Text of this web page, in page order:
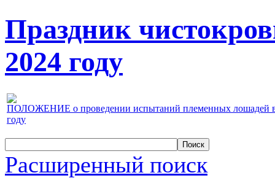
Праздник
2024 году
ПОЛОЖЕНИЕ о проведении испытаний племенных лошадей
году
Расширенный поиск